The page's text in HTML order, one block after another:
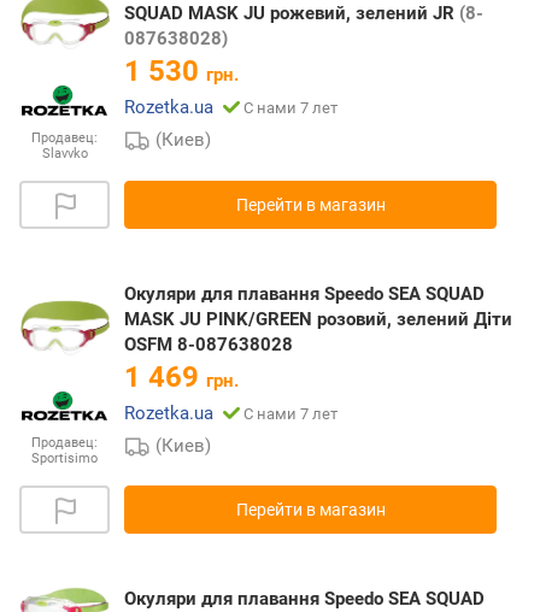
Продавец:
Slavvko
SQUAD MASK JU рожевий, зелений JR (8-
087638028)
1 530 грн.
Rozetka.ua
С нами 7 лет
(Киев)
Перейти в магазин
Продавец:
Sportisimo
Окуляри для плавання Speedo SEA SQUAD
MASK JU PINK/GREEN розовий, зелений Діти
OSFM 8-087638028
1 469 грн.
Rozetka.ua
С нами 7 лет
(Киев)
Перейти в магазин
Окуляри для плавання Speedo SEA SQUAD